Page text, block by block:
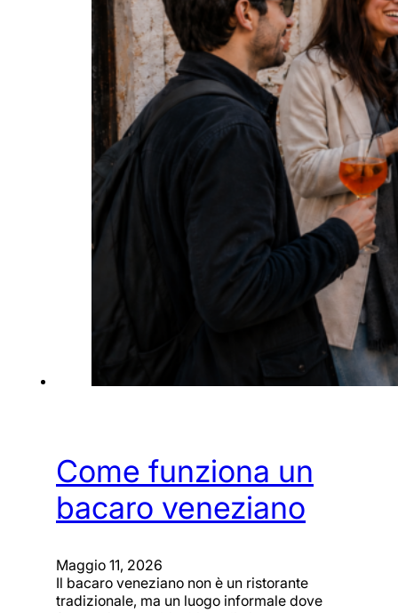
Come funziona un
bacaro veneziano
Maggio 11, 2026
Il bacaro veneziano non è un ristorante
tradizionale, ma un luogo informale dove